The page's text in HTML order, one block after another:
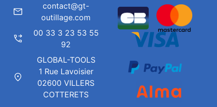
contact@gt-
outillage.com
00 33 3 23 53 55
92
GLOBAL-TOOLS
1 Rue Lavoisier
02600 VILLERS
COTTERETS